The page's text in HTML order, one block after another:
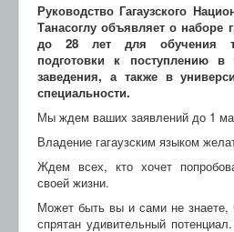
Руководство Гагаузского
Танасоглу объявляет о наборе
до 28 лет для обучения
подготовки к поступлению в
заведения, а также в
специальности.
Мы ждем ваших заявлений до 1
Владение гагаузским языком
Ждем всех, кто хочет
своей жизни.
Может быть вы и сами не знаете,
спрятан удивительный